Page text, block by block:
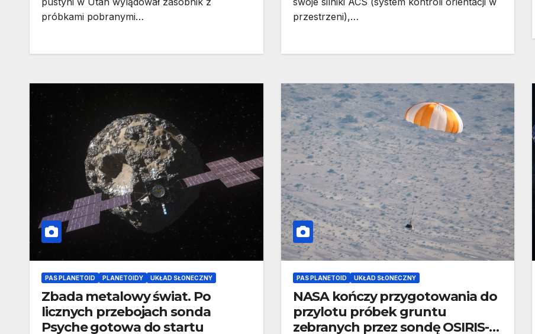
próbkami pobranymi…
przestrzeni),…
PAS PLANETOID PLANETOIDY UKŁAD SŁONECZNY
Zbada metalowy świat. Po
licznych przebojach sonda
Psyche gotowa do startu
PAS PLANETOID UKŁAD SŁONECZNY
NASA kończy przygotowania do
przylotu próbek gruntu
zebranych przez sondę OSIRIS-